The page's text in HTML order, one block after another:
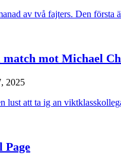
av två fajters. Den första
mot Michael
2025
att ta ig an
Page